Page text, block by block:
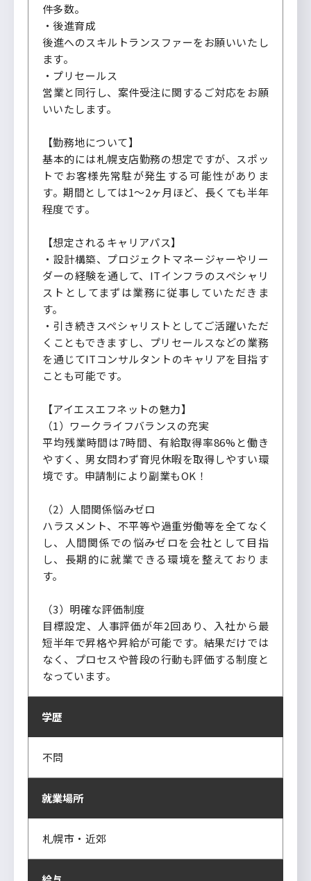
件多数。
・後進育成
後進へのスキルトランスファーをお願いいたし
ます。
・プリセールス
営業と同行し、案件受注に関するご対応をお願
いいたします。
【勤務地について】
基本的には札幌支店勤務の想定ですが、スポッ
トでお客様先常駐が発生する可能性がありま
す。期間としては1～2ヶ月ほど、長くても半年
程度です。
【想定されるキャリアパス】
・設計構築、プロジェクトマネージャーやリー
ダーの経験を通して、ITインフラのスペシャリ
ストとしてまずは業務に従事していただきま
す。
・引き続きスペシャリストとしてご活躍いただ
くこともできますし、プリセールスなどの業務
を通じてITコンサルタントのキャリアを目指す
ことも可能です。
【アイエスエフネットの魅力】
（1）ワークライフバランスの充実
平均残業時間は7時間、有給取得率86%と働き
やすく、男女問わず育児休暇を取得しやすい環
境です。申請制により副業もOK！
（2）人間関係悩みゼロ
ハラスメント、不平等や過重労働等を全てなく
し、人間関係での悩みゼロを会社として目指
し、長期的に就業できる環境を整えておりま
す。
（3）明確な評価制度
目標設定、人事評価が年2回あり、入社から最
短半年で昇格や昇給が可能です。結果だけでは
なく、プロセスや普段の行動も評価する制度と
なっています。
学歴
不問
就業場所
札幌市・近郊